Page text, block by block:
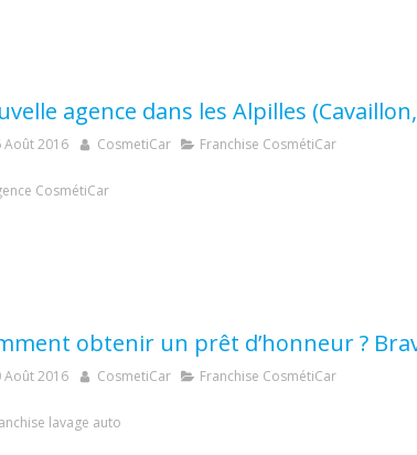
Août 2016 CosmetiCar Franchise CosmétiCar
CosmétiCar
Août 2016 CosmetiCar Franchise CosmétiCar
lavage auto